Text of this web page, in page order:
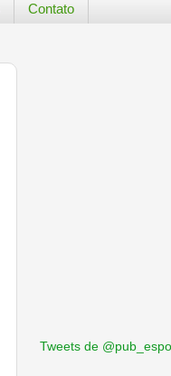
Contato
Tweets de